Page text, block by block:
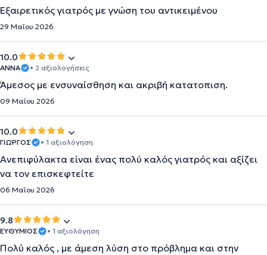
Εξαιρετικός γιατρός με γνώση του αντικειμένου
29 Μαΐου 2026
10.0
ΑΝΝΑ • 2 αξιολογήσεις
Άμεσος με ενσυναίσθηση και ακριβή κατατοπιση.
09 Μαΐου 2026
10.0
ΓΙΩΡΓΟΣ • 1 αξιολόγηση
Ανεπιφύλακτα είναι ένας πολύ καλός γιατρός και αξίζει
να τον επισκεφτείτε
06 Μαΐου 2026
9.8
ΕΥΘΥΜΙΟΣ • 1 αξιολόγηση
Πολύ καλός , με άμεση λύση στο πρόβλημα και στην